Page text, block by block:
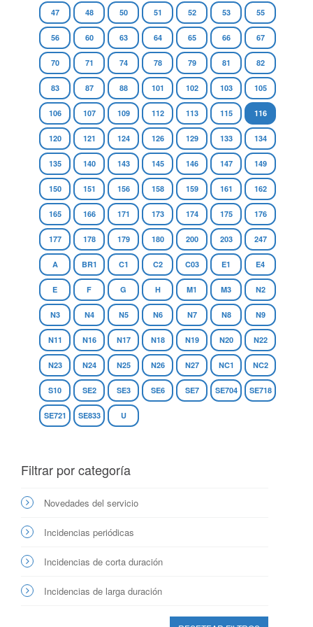
47 48 50 51 52 53 55
56 60 63 64 65 66 67
70 71 74 78 79 81 82
83 87 88 101 102 103 105
106 107 109 112 113 115 116
120 121 124 126 129 133 134
135 140 143 145 146 147 149
150 151 156 158 159 161 162
165 166 171 173 174 175 176
177 178 179 180 200 203 247
A BR1 C1 C2 C03 E1 E4
E F G H M1 M3 N2
N3 N4 N5 N6 N7 N8 N9
N11 N16 N17 N18 N19 N20 N22
N23 N24 N25 N26 N27 NC1 NC2
S10 SE2 SE3 SE6 SE7 SE704 SE718
SE721 SE833 U
Filtrar por categoría
Novedades del servicio
Incidencias periódicas
Incidencias de corta duración
Incidencias de larga duración